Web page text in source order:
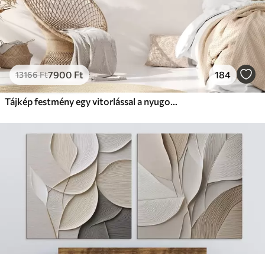
13166Ft7900 Ft 184
Tájkép festmény egy vitorlással a nyugodt tengeren, narancssárga és sárga égbolt, távoli hegyek